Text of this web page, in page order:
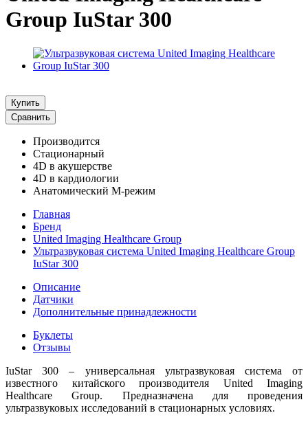
Group IuStar 300
Купить
Сравнить
Производится
Стационарный
4D в акушерстве
4D в кардиологии
Анатомический М-режим
Главная
Бренд
United Imaging Healthcare Group
Ультразвуковая система United Imaging Healthcare Group
IuStar 300
Описание
Датчики
Дополнительные принадлежности
Буклеты
Отзывы
IuStar 300 – универсальная ультразвуковая система от
известного китайского производителя United Imaging
Healthcare Group. Предназначена для проведения
ультразвуковых исследований в стационарных условиях.